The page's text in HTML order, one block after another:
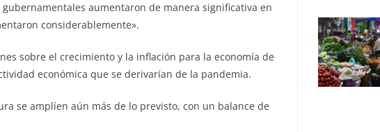
aumentaron de manera significativa en
considerablemente».
sobre el crecimiento y la inflación para la economía de
económica que se derivarían de la pandemia.
se amplíen aún más de lo previsto, con un balance de